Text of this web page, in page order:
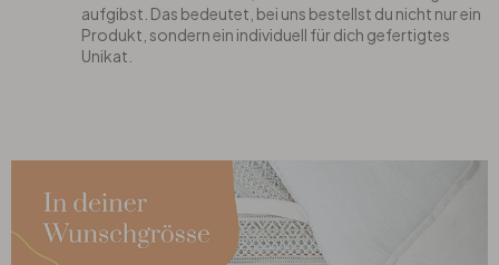
aufgibst. Das bedeutet, bei uns bestellst du nicht nur ein
Produkt, sondern ein individuell für dich gefertigtes
Unikat.